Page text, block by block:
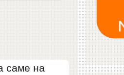
саме на